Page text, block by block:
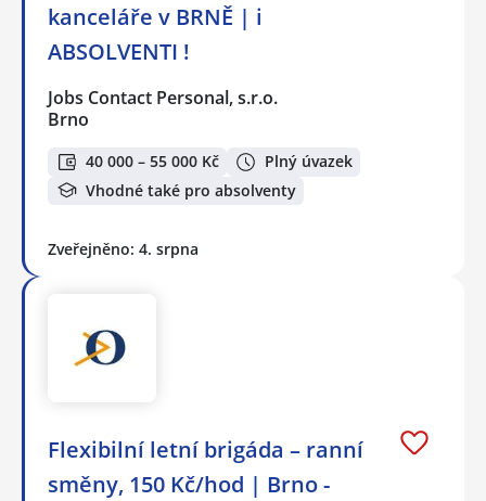
kanceláře v BRNĚ | i
ABSOLVENTI !
Jobs Contact Personal, s.r.o.
Brno
40 000 – 55 000 Kč
Plný úvazek
Vhodné také pro absolventy
Zveřejněno: 4. srpna
Flexibilní letní brigáda – ranní
směny, 150 Kč/hod | Brno -